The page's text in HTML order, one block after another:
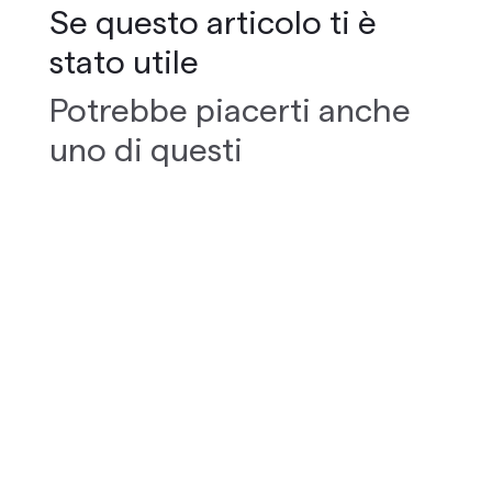
Se questo articolo ti è
stato utile
Potrebbe piacerti anche
uno di questi